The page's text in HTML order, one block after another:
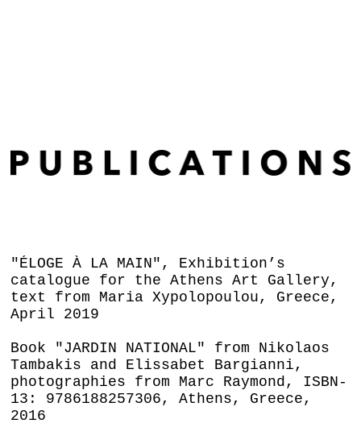
"ÉLOGE À LA MAIN", Exhibition’s
catalogue for the Athens Art Gallery,
text from Maria Xypolopoulou, Greece,
April 2019
Book "JARDIN NATIONAL" from Nikolaos
Tambakis and Elissabet Bargianni,
photographies from Marc Raymond, ISBN-
13: 9786188257306, Athens, Greece,
2016